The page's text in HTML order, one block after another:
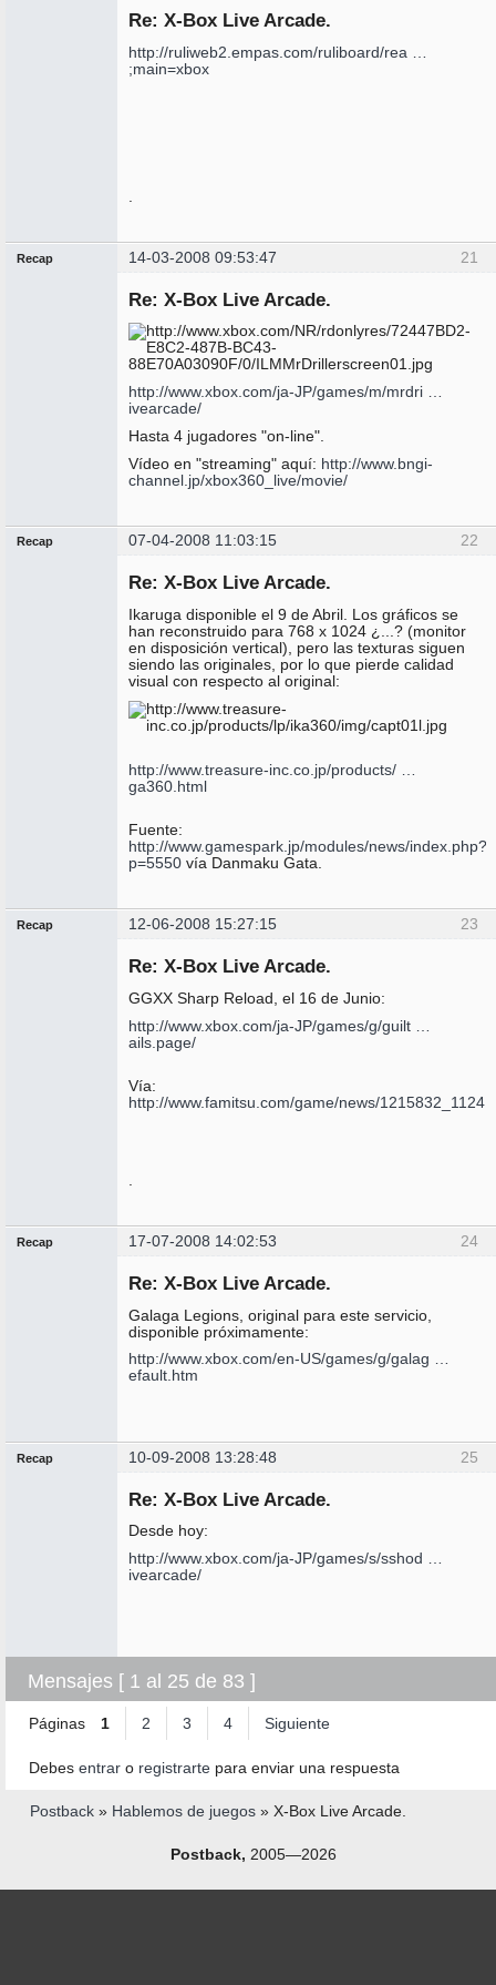
Re: X-Box Live Arcade.
http://ruliweb2.empas.com/ruliboard/rea …
;main=xbox
21
Recap 14-03-2008 09:53:47
Re: X-Box Live Arcade.
http://www.xbox.com/ja-JP/games/m/mrdri …
ivearcade/
Hasta 4 jugadores "on-line".
Vídeo en "streaming" aquí: http://www.bngi-
channel.jp/xbox360_live/movie/
22
Recap 07-04-2008 11:03:15
Re: X-Box Live Arcade.
Ikaruga disponible el 9 de Abril. Los gráficos se
han reconstruido para 768 x 1024 ¿...? (monitor
en disposición vertical), pero las texturas siguen
siendo las originales, por lo que pierde calidad
visual con respecto al original:
http://www.treasure-inc.co.jp/products/ …
ga360.html
Fuente:
http://www.gamespark.jp/modules/news/index.php?
p=5550 vía Danmaku Gata.
23
Recap 12-06-2008 15:27:15
Re: X-Box Live Arcade.
GGXX Sharp Reload, el 16 de Junio:
http://www.xbox.com/ja-JP/games/g/guilt …
ails.page/
Vía:
http://www.famitsu.com/game/news/
.
24
Recap 17-07-2008 14:02:53
Re: X-Box Live Arcade.
Galaga Legions, original para este servicio,
disponible próximamente:
http://www.xbox.com/en-US/games/g/galag …
efault.htm
25
Recap 10-09-2008 13:28:48
Re: X-Box Live Arcade.
Desde hoy:
http://www.xbox.com/ja-JP/games/s/sshod …
ivearcade/
Mensajes [ 1 al 25 de 83 ]
Páginas 1 2 3 4 Siguiente
Debes entrar o registrarte para enviar una respuesta
Postback » Hablemos de juegos » X-Box Live Arcade.
Postback, 2005—2026